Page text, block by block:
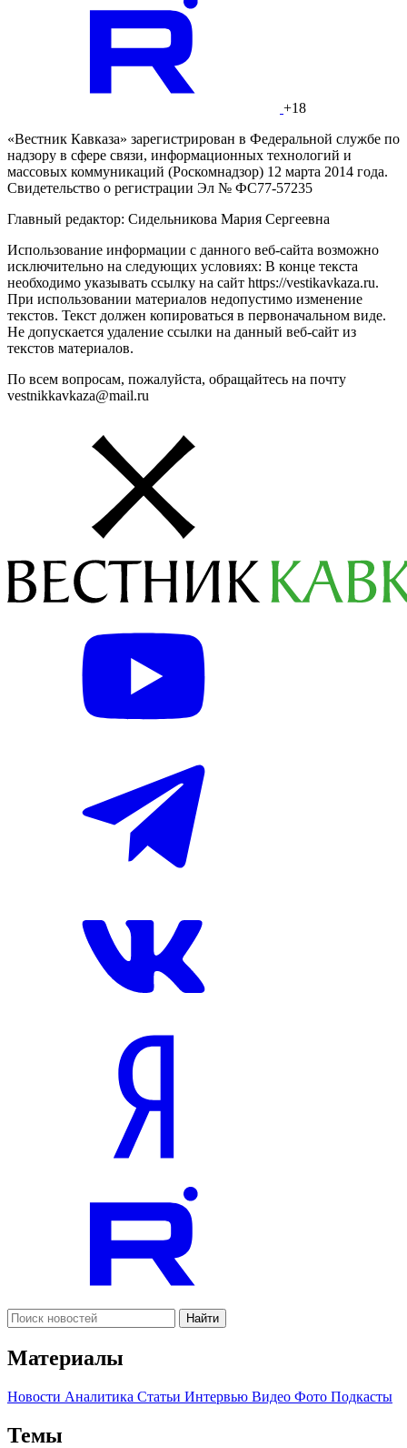
+18
«Вестник Кавказа» зарегистрирован в Федеральной службе по
надзору в сфере связи, информационных технологий и
массовых коммуникаций (Роскомнадзор) 12 марта 2014 года.
Свидетельство о регистрации Эл № ФС77-57235
Главный редактор: Сидельникова Мария Сергеевна
Использование информации с данного веб-сайта возможно
исключительно на следующих условиях: В конце текста
необходимо указывать ссылку на сайт https://vestikavkaza.ru.
При использовании материалов недопустимо изменение
текстов. Текст должен копироваться в первоначальном виде.
Не допускается удаление ссылки на данный веб-сайт из
текстов материалов.
По всем вопросам, пожалуйста, обращайтесь на почту
vestnikkavkaza@mail.ru
Найти
Материалы
Новости Аналитика Статьи Интервью Видео Фото Подкасты
Темы